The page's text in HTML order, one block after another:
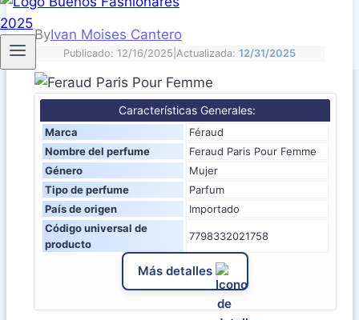
ByIvan Moises Cantero
Publicado: 12/16/2025 Actualizada: 12/31/2025
Características Generales:
Marca
Féraud
Nombre del perfume
Feraud Paris Pour Femme
Género
Mujer
Tipo de perfume
Parfum
País de origen
Importado
Código universal de
producto
7798332021758
Más detalles